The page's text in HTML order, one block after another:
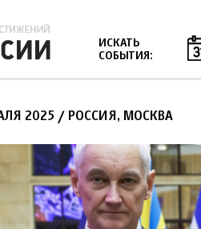
ИСКАТЬ
СОБЫТИЯ:
2025 / РОССИЯ, МОСКВА